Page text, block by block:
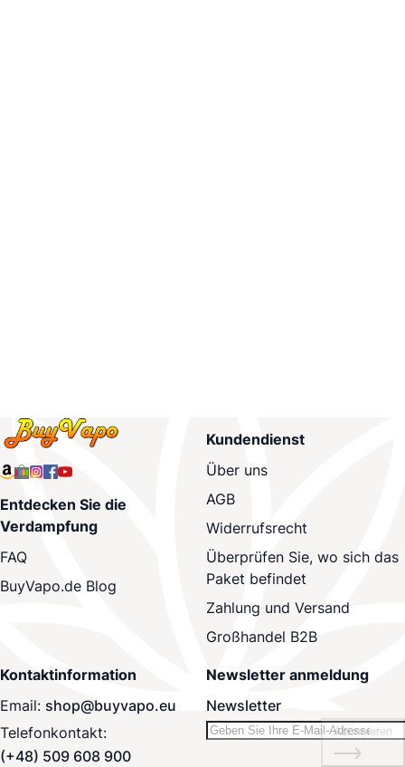
Entdecken Sie die
Verdampfung
FAQ
BuyVapo.de Blog
Kundendienst
Über uns
AGB
Widerrufsrecht
Überprüfen Sie, wo sich das
Paket befindet
Zahlung und Versand
Großhandel B2B
Kontaktinformation
Email: shop@buyvapo.eu
Telefonkontakt:
(+48) 509 608 900
Newsletter anmeldung
Newsletter
Abonnieren